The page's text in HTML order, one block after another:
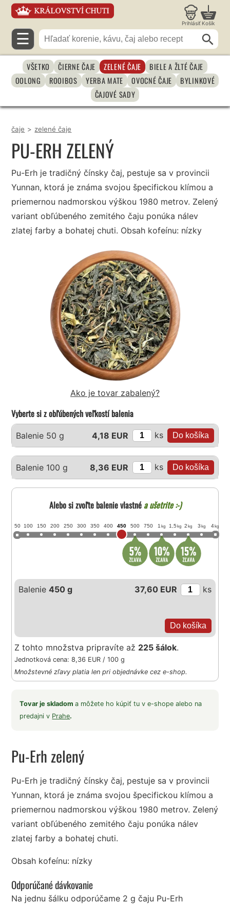
Prihlásiť Košík
☰
VŠETKO ČIERNE ČAJE ZELENÉ ČAJE
BIELE A ŽLTÉ ČAJE
OOLONG
ROOIBOS YERBA MATE OVOCNÉ ČAJE
BYLINKOVÉ
ČAJOVÉ SADY
čaje > zelené čaje
PU-ERH ZELENÝ
Pu-Erh je tradičný čínsky čaj, pestuje sa v provincii
Yunnan, ktorá je známa svojou špecifickou klímou a
priemernou nadmorskou výškou 1980 metrov. Zelený
variant obľúbeného zemitého čaju ponúka nálev
zlatej farby a bohatej chuti. Obsah kofeínu: nízky
Ako je tovar zabalený?
Vyberte si z obľúbených veľkostí balenia
Balenie 50 g 4,18 EUR ks
Balenie 100 g 8,36 EUR ks
Alebo si zvoľte balenie vlastnéa ušetrite :-)
50 100 150 200 250 300 350 400 450 500 750 1 kg 1,5 kg 2 kg 3 kg 4kg
Balenie450 g 37,60 EUR ks
Z tohto množstva pripravíte až 225 šálok.
Jednotková cena: 8,36 EUR / 100 g
Množstevné zľavy platia len pri objednávke cez e-shop.
Tovar je skladoma môžete ho kúpiť tu v e-shope alebo na
predajni v Prahe.
Pu-Erh zelený
Pu-Erh je tradičný čínsky čaj, pestuje sa v provincii
Yunnan, ktorá je známa svojou špecifickou klímou a
priemernou nadmorskou výškou 1980 metrov. Zelený
variant obľúbeného zemitého čaju ponúka nálev
zlatej farby a bohatej chuti.
Obsah kofeínu: nízky
Odporúčané dávkovanie
Na jednu šálku odporúčame 2 g čaju Pu-Erh